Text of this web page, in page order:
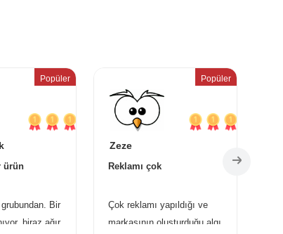
Popüler
ürün
Bir
biraz ağır
Popüler
Zeze
Reklamı çok
Çok reklamı yapıldığı ve
markasının oluşturduğu algı